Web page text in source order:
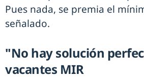
Pues nada, se premia el
señalado.
"No hay solución
vacantes MIR